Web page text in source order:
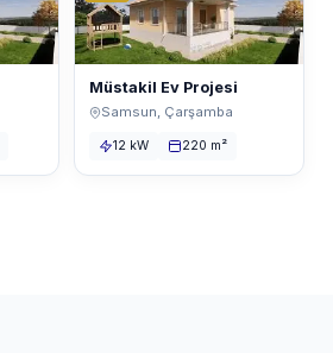
Müstakil Ev Projesi
Samsun, Çarşamba
12 kW 220 m²